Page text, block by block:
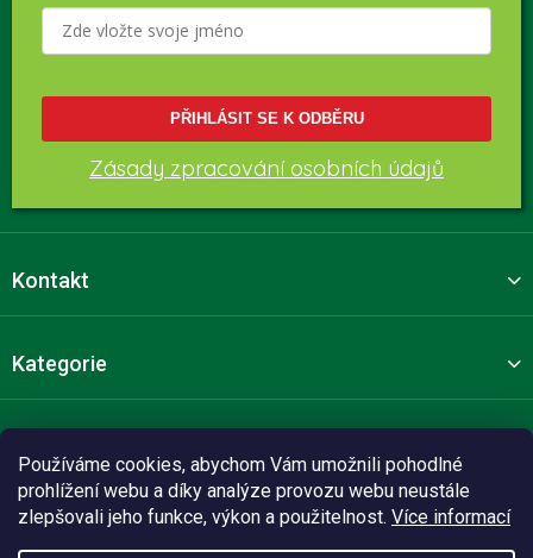
Používáme cookies, abychom Vám umožnili pohodlné
prohlížení webu a díky analýze provozu webu neustále
zlepšovali jeho funkce, výkon a použitelnost. Více informací
PŘIHLÁSIT SE K ODBĚRU
Zásady zpracování osobních údajů
Kontakt
Kategorie
Sledujte nás